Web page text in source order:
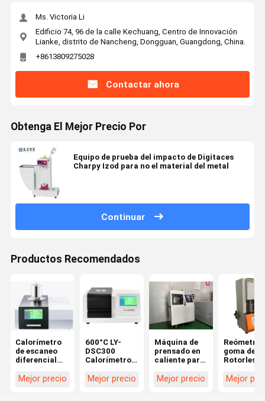
Ms. Victoria Li
Edificio 74, 96 de la calle Kechuang, Centro de Innovación
Lianke, distrito de Nancheng, Dongguan, Guangdong, China.
+8613809275028
Contactar ahora
Obtenga El Mejor Precio Por
Equipo de prueba del impacto de Digitaces
Charpy Izod para no el material del metal
Continuar
Productos Recomendados
Calorímetro
de escaneo
diferencial
Temperatura
Mejor precio
600°C LY-
DSC300
Calorímetro
diferencial
Mejor precio
Máquina de
prensado en
caliente para
Mejor precio
Reómetro
goma de
Rotorless
Mejor